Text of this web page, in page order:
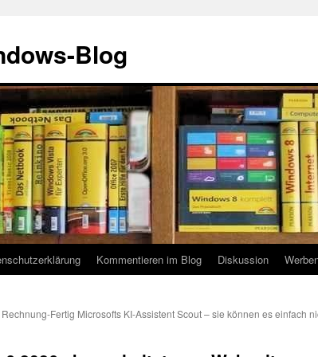
Blog
Kommentieren im Blog Diskussion
Fertig Microsofts KI-Assistent Scout – sie können es einfach